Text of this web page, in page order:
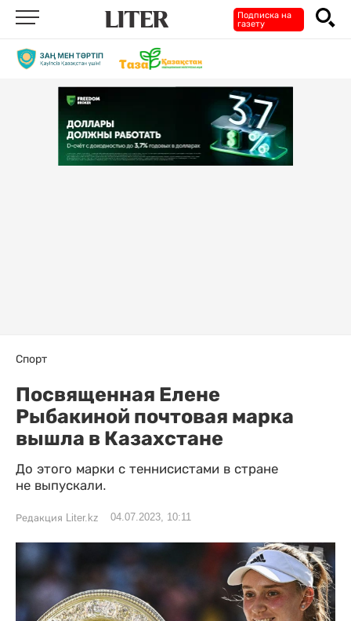
Подписка на
газету
Спорт
Посвященная Елене
Рыбакиной почтовая марка
вышла в Казахстане
До этого марки с теннисистами в стране
не выпускали.
Редакция Liter.kz 04.07.2023, 10:11